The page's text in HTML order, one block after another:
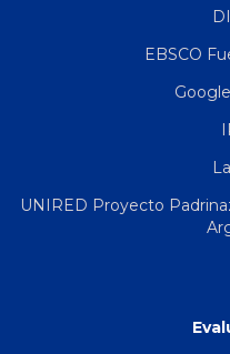
EBSCO
UNIRED Proyecto